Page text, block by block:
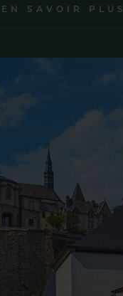
EN SAVOIR PLUS